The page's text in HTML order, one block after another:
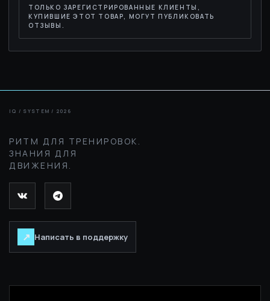
ТОЛЬКО ЗАРЕГИСТРИРОВАННЫЕ КЛИЕНТЫ,
КУПИВШИЕ ЭТОТ ТОВАР, МОГУТ ПУБЛИКОВАТЬ
ОТЗЫВЫ.
РИТМ ДЛЯ ТРЕНИРОВОК.
ЗНАНИЯ ДЛЯ
ДВИЖЕНИЯ.
↗ Написать в поддержку